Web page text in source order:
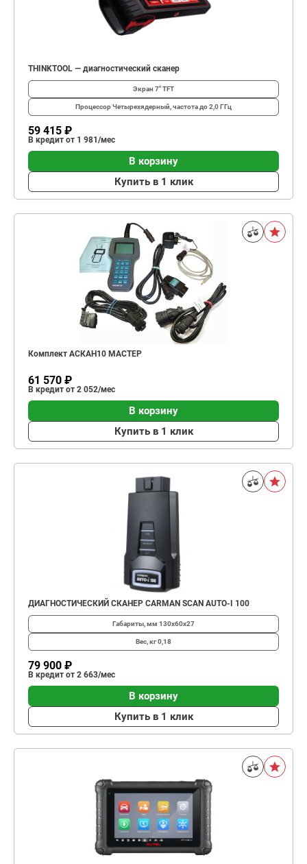
THINKTOOL — диагностический сканер
Экран 7" TFT
ПроцессорЧетырехядерный, частота до 2,0 ГГц
59 415 ₽
В кредит от 1 981/мес
В корзину
Купить в 1 клик
Комплект АСКАН10 МАСТЕР
61 570 ₽
В кредит от 2 052/мес
В корзину
Купить в 1 клик
ДИАГНОСТИЧЕСКИЙ СКАНЕР CARMAN SCAN AUTO-I 100
Габариты, мм 130х60х27
Вес, кг0,18
79 900 ₽
В кредит от 2 663/мес
В корзину
Купить в 1 клик